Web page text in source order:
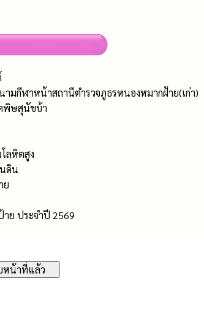
มกีฬาหน้าสถานีตำรวจภูธรหนองหมากฝ้าย(เก่า)
คพิษสุนัขบ้า
ลหิตสูง
ดิน
ย
ย ประจำปี 2569